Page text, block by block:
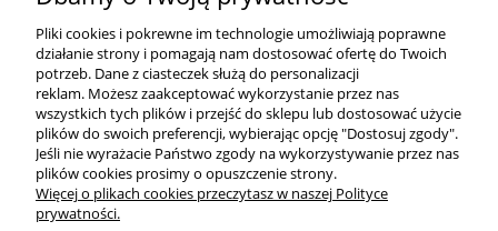
Pliki cookies i pokrewne im technologie umożliwiają poprawne
działanie strony i pomagają nam dostosować ofertę do Twoich
potrzeb. Dane z ciasteczek służą do personalizacji
reklam. Możesz zaakceptować wykorzystanie przez nas
wszystkich tych plików i przejść do sklepu lub dostosować użycie
plików do swoich preferencji, wybierając opcję "Dostosuj zgody".
Jeśli nie wyrażacie Państwo zgody na wykorzystywanie przez nas
plików cookies prosimy o opuszczenie strony.
Więcej o plikach cookies przeczytasz w naszej Polityce
prywatności.